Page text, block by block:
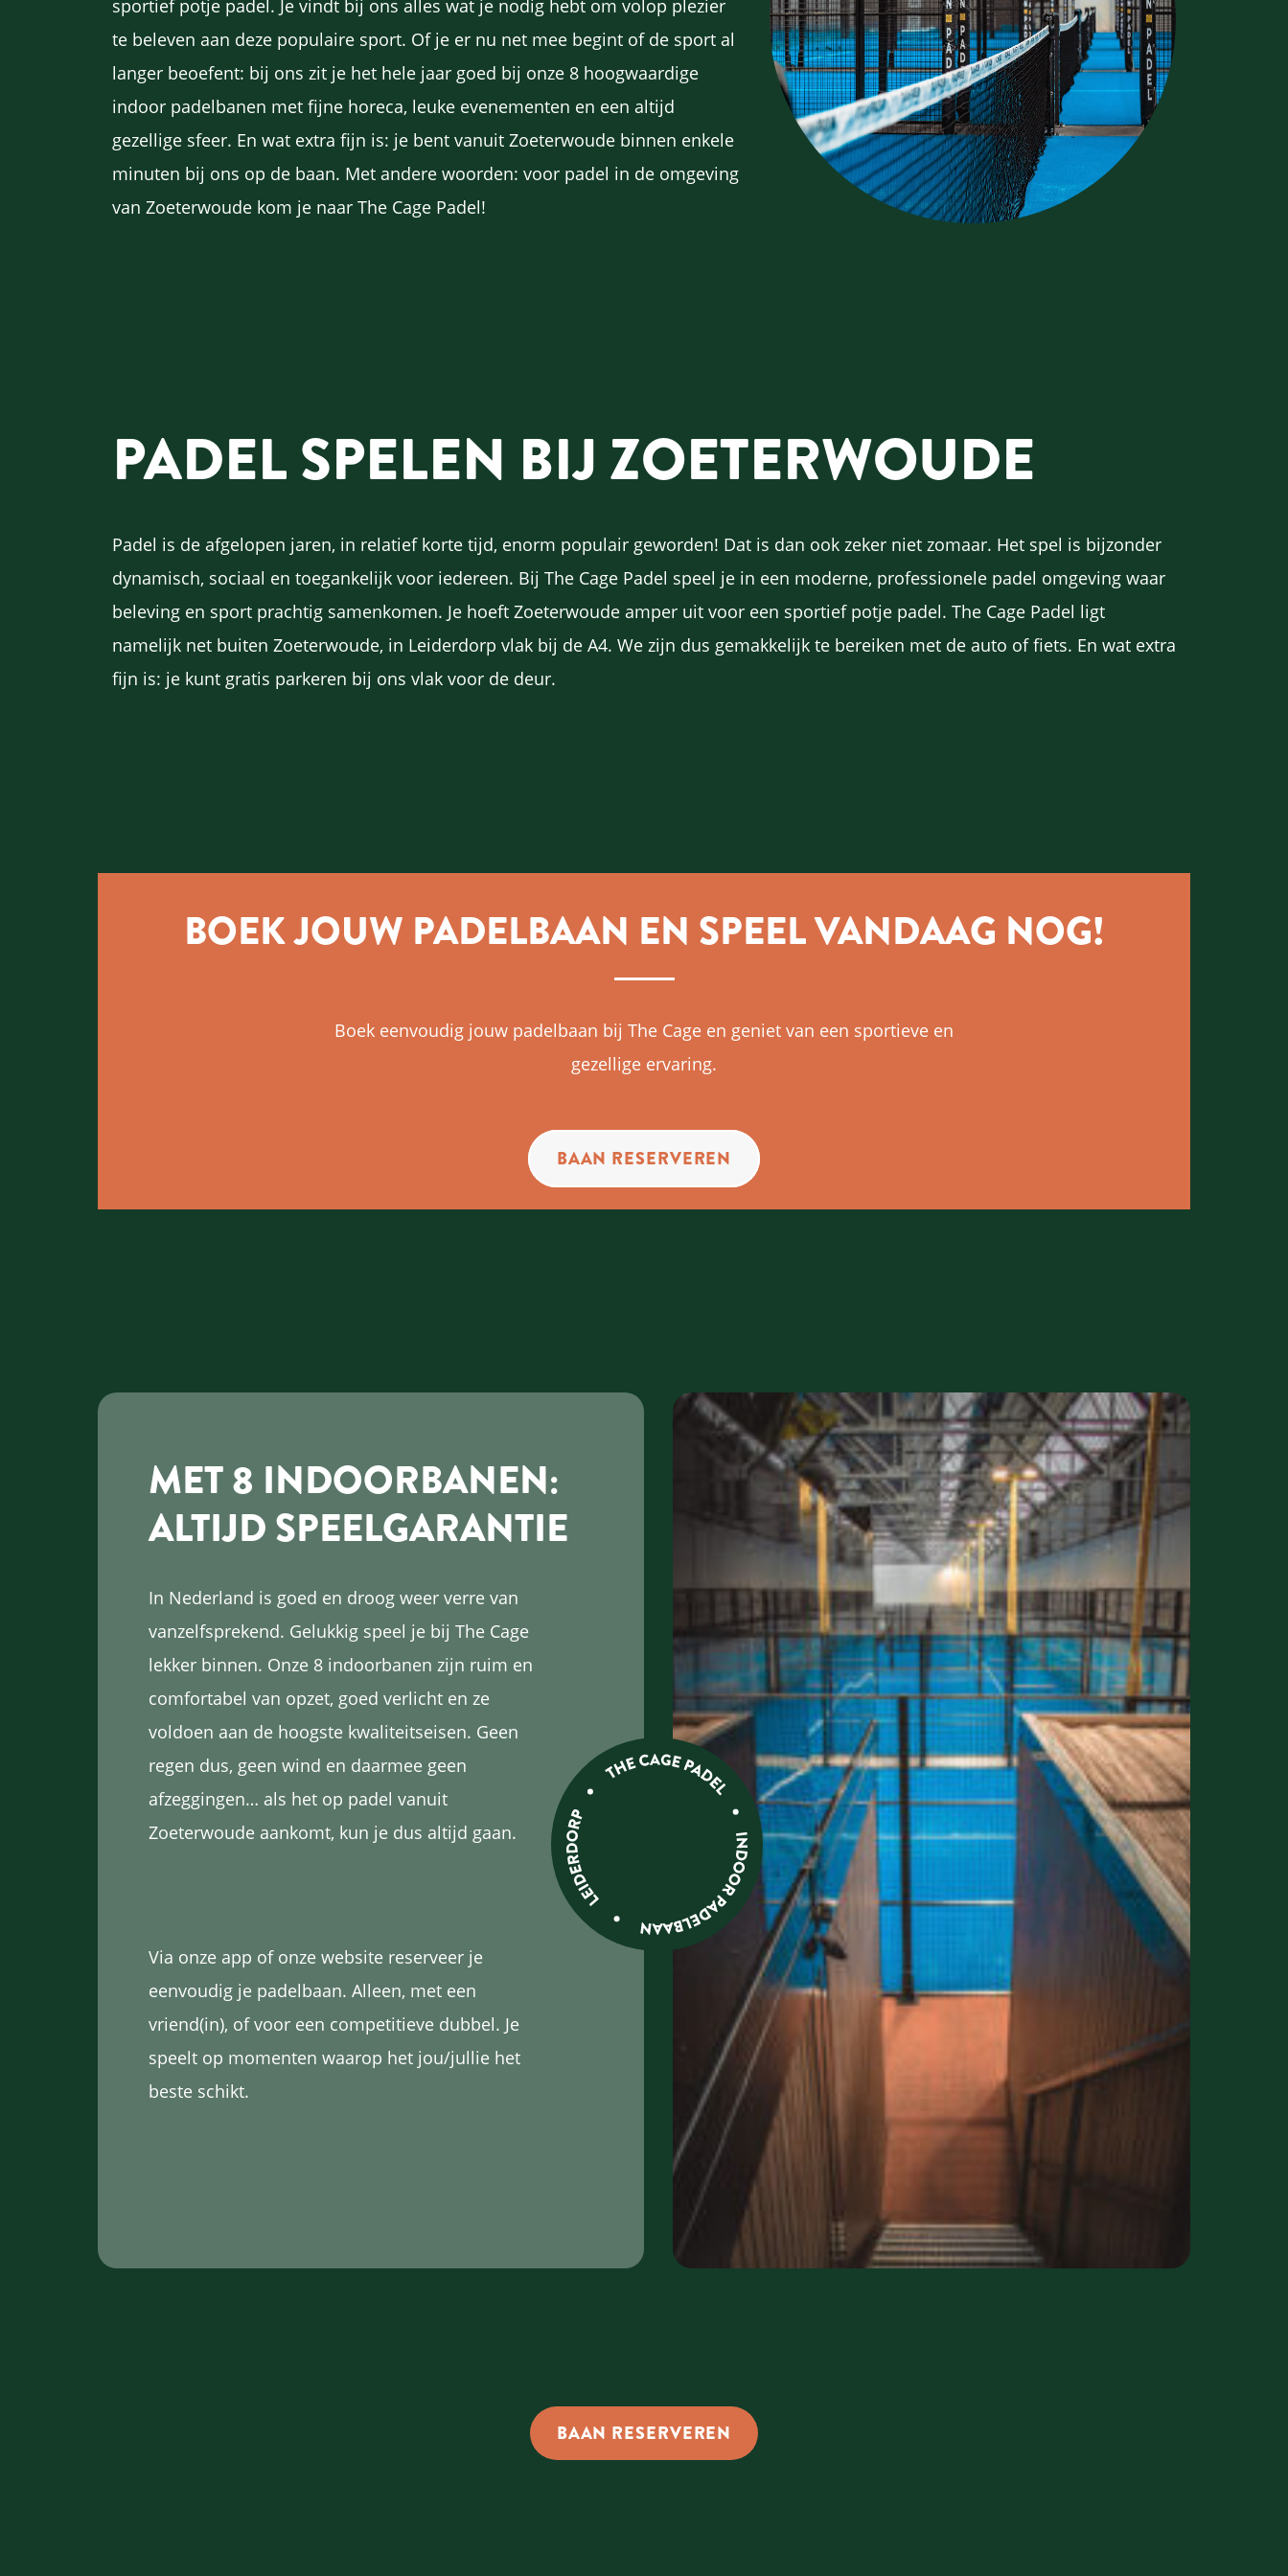
sportief potje padel. Je vindt bij ons alles wat je nodig hebt om volop plezier
te beleven aan deze populaire sport. Of je er nu net mee begint of de sport al
langer beoefent: bij ons zit je het hele jaar goed bij onze 8 hoogwaardige
indoor padelbanen met fijne horeca, leuke evenementen en een altijd
gezellige sfeer. En wat extra fijn is: je bent vanuit Zoeterwoude binnen enkele
minuten bij ons op de baan. Met andere woorden: voor padel in de omgeving
van Zoeterwoude kom je naar The Cage Padel!
PADEL SPELEN BIJ ZOETERWOUDE
Padel is de afgelopen jaren, in relatief korte tijd, enorm populair geworden! Dat is dan ook zeker niet zomaar. Het spel is bijzonder
dynamisch, sociaal en toegankelijk voor iedereen. Bij The Cage Padel speel je in een moderne, professionele padel omgeving waar
beleving en sport prachtig samenkomen. Je hoeft Zoeterwoude amper uit voor een sportief potje padel. The Cage Padel ligt
namelijk net buiten Zoeterwoude, in Leiderdorp vlak bij de A4. We zijn dus gemakkelijk te bereiken met de auto of fiets. En wat extra
fijn is: je kunt gratis parkeren bij ons vlak voor de deur.
BOEK JOUW PADELBAAN EN SPEEL VANDAAG NOG!
Boek eenvoudig jouw padelbaan bij The Cage en geniet van een sportieve en
gezellige ervaring.
BAAN RESERVEREN
MET 8 INDOORBANEN:
ALTIJD SPEELGARANTIE
In Nederland is goed en droog weer verre van
vanzelfsprekend. Gelukkig speel je bij The Cage
lekker binnen. Onze 8 indoorbanen zijn ruim en
comfortabel van opzet, goed verlicht en ze
voldoen aan de hoogste kwaliteitseisen. Geen
regen dus, geen wind en daarmee geen
afzeggingen… als het op padel vanuit
Zoeterwoude aankomt, kun je dus altijd gaan.
Via onze app of onze website reserveer je
eenvoudig je padelbaan. Alleen, met een
vriend(in), of voor een competitieve dubbel. Je
speelt op momenten waarop het jou/jullie het
beste schikt.
BAAN RESERVEREN